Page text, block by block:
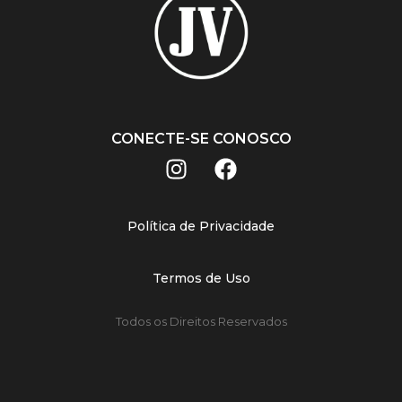
CONECTE-SE CONOSCO
Política de Privacidade
Termos de Uso
Todos os Direitos Reservados